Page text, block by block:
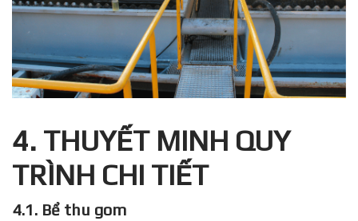
4. THUYẾT MINH QUY
TRÌNH CHI TIẾT
4.1. Bể thu gom